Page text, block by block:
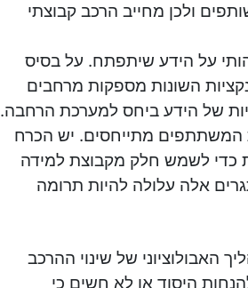
ולכן מחייב הרכב קבוצתי
על הידע שיתפתח. על בסיס
השונות מספקות מרחבים
של הידע ביחס למערכת הרחבה.
המשתתפים מתייחסים. יש הכרח
כדי לשמש חלק מקבוצת למידה
אלה עלולה להיות תרומה
האבולוציוני של שינוי ההרכב
היסוד או לא חשים כי